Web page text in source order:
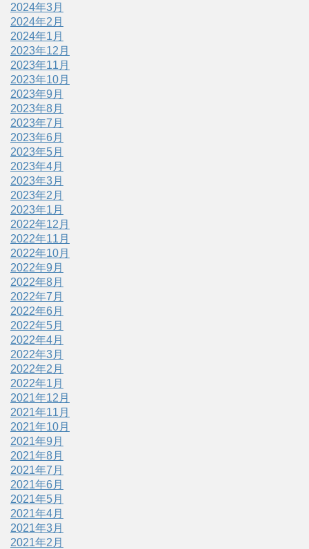
2024年3月
2024年2月
2024年1月
2023年12月
2023年11月
2023年10月
2023年9月
2023年8月
2023年7月
2023年6月
2023年5月
2023年4月
2023年3月
2023年2月
2023年1月
2022年12月
2022年11月
2022年10月
2022年9月
2022年8月
2022年7月
2022年6月
2022年5月
2022年4月
2022年3月
2022年2月
2022年1月
2021年12月
2021年11月
2021年10月
2021年9月
2021年8月
2021年7月
2021年6月
2021年5月
2021年4月
2021年3月
2021年2月